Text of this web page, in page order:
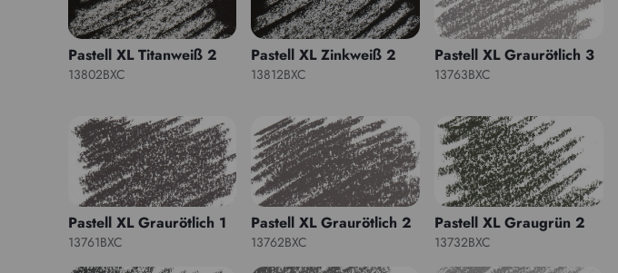
Pastell XL Titanweiß 2
13802BXC
Pastell XL Zinkweiß 2
13812BXC
Pastell XL Graurötlich 3
13763BXC
Pastell XL Graurötlich 1
13761BXC
Pastell XL Graurötlich 2
13762BXC
Pastell XL Graugrün 2
13732BXC